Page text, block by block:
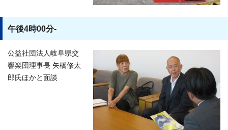
午後4時00分-
公益社団法人岐阜県交
響楽団理事長 矢橋修太
郎氏ほかと面談